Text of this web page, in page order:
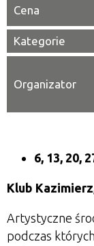
Cena
Kategorie
Organizator
6, 13, 20,
Klub
Artystyczne
podczas